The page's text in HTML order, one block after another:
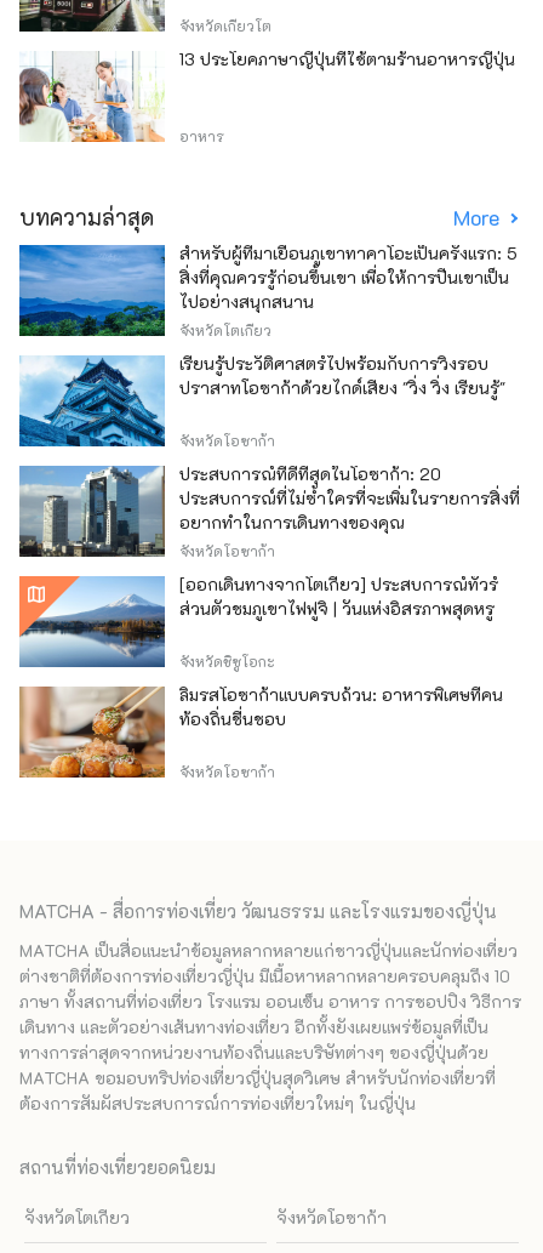
จังหวัดเกียวโต
13 ประโยคภาษาญี่ปุ่นที่ใช้ตามร้านอาหารญี่ปุ่น
อาหาร
บทความล่าสุด More
สำหรับผู้ที่มาเยือนภูเขาทาคาโอะเป็นครั้งแรก: 5
สิ่งที่คุณควรรู้ก่อนขึ้นเขา เพื่อให้การปีนเขาเป็น
ไปอย่างสนุกสนาน
จังหวัดโตเกียว
เรียนรู้ประวัติศาสตร์ไปพร้อมกับการวิ่งรอบ
ปราสาทโอซาก้าด้วยไกด์เสียง "วิ่ง วิ่ง เรียนรู้"
จังหวัดโอซาก้า
ประสบการณ์ที่ดีที่สุดในโอซาก้า: 20
ประสบการณ์ที่ไม่ซ้ำใครที่จะเพิ่มในรายการสิ่งที่
อยากทำในการเดินทางของคุณ
จังหวัดโอซาก้า
[ออกเดินทางจากโตเกียว] ประสบการณ์ทัวร์
ส่วนตัวชมภูเขาไฟฟูจิ | วันแห่งอิสรภาพสุดหรู
จังหวัดชิซูโอกะ
ลิ้มรสโอซาก้าแบบครบถ้วน: อาหารพิเศษที่คน
ท้องถิ่นชื่นชอบ
จังหวัดโอซาก้า
MATCHA - สื่อการท่องเที่ยว วัฒนธรรม และโรงแรมของญี่ปุ่น
MATCHA เป็นสื่อแนะนำข้อมูลหลากหลายแก่ชาวญี่ปุ่นและนักท่องเที่ยว
ต่างชาติที่ต้องการท่องเที่ยวญี่ปุ่น มีเนื้อหาหลากหลายครอบคลุมถึง 10
ภาษา ทั้งสถานที่ท่องเที่ยว โรงแรม ออนเซ็น อาหาร การชอปปิง วิธีการ
เดินทาง และตัวอย่างเส้นทางท่องเที่ยว อีกทั้งยังเผยแพร่ข้อมูลที่เป็น
ทางการล่าสุดจากหน่วยงานท้องถิ่นและบริษัทต่างๆ ของญี่ปุ่นด้วย
MATCHA ขอมอบทริปท่องเที่ยวญี่ปุ่นสุดวิเศษ สำหรับนักท่องเที่ยวที่
ต้องการสัมผัสประสบการณ์การท่องเที่ยวใหม่ๆ ในญี่ปุ่น
สถานที่ท่องเที่ยวยอดนิยม
จังหวัดโตเกียว จังหวัดโอซาก้า